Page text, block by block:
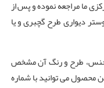
ما مراجعه نموده و پس از
دیواری طرح گچبری و یا
جنس، طرح و رنگ آن مشخص
می توانید با شماره